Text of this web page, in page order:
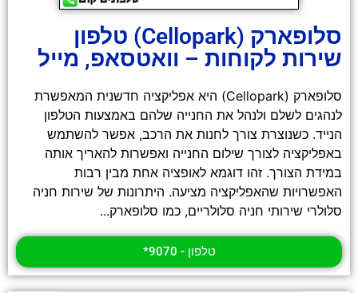
סלופארק (Cellopark) טלפון
שירות לקוחות – וואטסאפ, מייל
סלופארק (Cellopark) היא אפליקציה חדשנית המאפשרת
לנהגים לשלם ולנהל את החנייה שלהם באמצעות הטלפון
הנייד. כשנוצרת צורך לחנות את הרכב, אפשר להשתמש
באפליקציה לצורך שילום החנייה ואפשרות להאריך אותה
במידת הצורך. זהו דוגמא לאופציה אחת מבין רבות
האפשרויות שהאפליקציה מציעה. היתרונות של שירות חניה
סלולרי שירותי חניה סלולריים, כמו סלופארק...
טלפון - 9070*